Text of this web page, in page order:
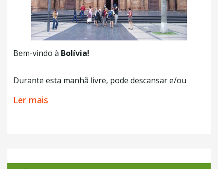
Bem-vindo à Bolívia!
Durante esta manhã livre, pode descansar e/ou
desfrutar de um passeio pelas ruas do centro
oriental e foi fundada em 1561. Dinâmica e
Ler mais